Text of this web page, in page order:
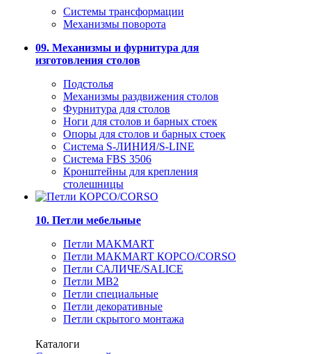
Системы трансформации
Механизмы поворота
09. Механизмы и фурнитура для
изготовления столов
Подстолья
Механизмы раздвижения столов
Фурнитура для столов
Ноги для столов и барных стоек
Опоры для столов и барных стоек
Система S-ЛИНИЯ/S-LINE
Система FBS 3506
Кронштейны для крепления
столешницы
10. Петли мебельные
Петли MAKMART
Петли MAKMART КОРСО/CORSO
Петли САЛИЧЕ/SALICE
Петли MB2
Петли специальные
Петли декоративные
Петли скрытого монтажа
Каталоги